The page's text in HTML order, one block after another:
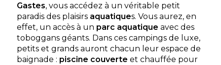
Gastes, vous accédez à un véritable petit
paradis des plaisirs aquatiques. Vous aurez, en
effet, un accès à un parc aquatiqueavec des
toboggans géants. Dans ces campings de luxe,
petits et grands auront chacun leur espace de
baignade : piscine couverte et chauffée pour